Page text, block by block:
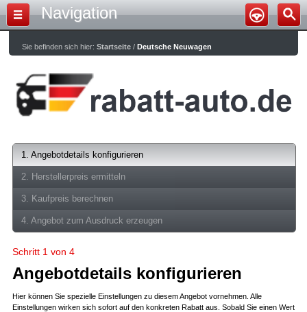
Navigation
Sie befinden sich hier:Startseite /Deutsche Neuwagen
1. Angebotdetails konfigurieren
2. Herstellerpreis ermitteln
3. Kaufpreis berechnen
4. Angebot zum Ausdruck erzeugen
Schritt 1 von 4
Angebotdetails konfigurieren
Hier können Sie spezielle Einstellungen zu diesem Angebot vornehmen. Alle
Einstellungen wirken sich sofort auf den konkreten Rabatt aus. Sobald Sie einen Wert